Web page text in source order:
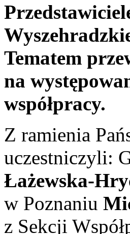
Tematem
na
współpracy.
Z ramienia
uczestniczyli:
Łażewska-
w Poznaniu
z Sekcji